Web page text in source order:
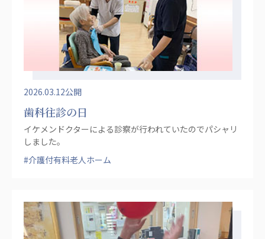
2026.03.12公開
歯科往診の日
イケメンドクターによる診察が行われていたのでパシャリ
しました。
#介護付有料老人ホーム